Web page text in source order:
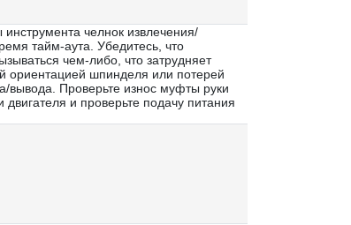
челнок извлечения/
тайм-аута. Убедитесь, что
чем-либо, что затрудняет
ориентацией шпинделя или потерей
вывода. Проверьте износ муфты руки
и проверьте подачу питания